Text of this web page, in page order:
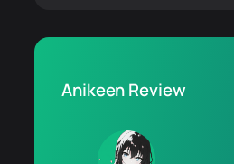
Anikeen Review